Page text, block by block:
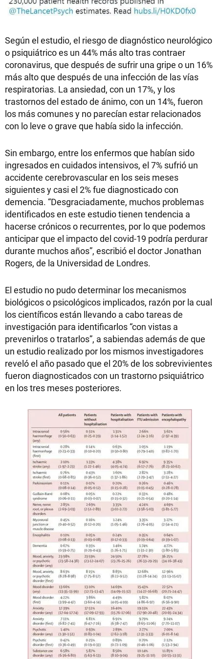
Según el estudio, el riesgo de diagnóstico neurológico
o psiquiátrico es un 44% más alto tras contraer
coronavirus, que después de sufrir una gripe o un 16%
más alto que después de una infección de las vías
respiratorias. La ansiedad, con un 17%, y los
trastornos del estado de ánimo, con un 14%, fueron
los más comunes y no parecían estar relacionados
con lo leve o grave que había sido la infección.
Sin embargo, entre los enfermos que habían sido
ingresados en cuidados intensivos, el 7% sufrió un
accidente cerebrovascular en los seis meses
siguientes y casi el 2% fue diagnosticado con
demencia. “Desgraciadamente, muchos problemas
identificados en este estudio tienen tendencia a
hacerse crónicos o recurrentes, por lo que podemos
anticipar que el impacto del covid-19 podría perdurar
durante muchos años”, escribió el doctor Jonathan
Rogers, de la Universidad de Londres.
El estudio no pudo determinar los mecanismos
biológicos o psicológicos implicados, razón por la cual
los científicos están llevando a cabo tareas de
investigación para identificarlos “con vistas a
prevenirlos o tratarlos”, a sabiendas además de que
un estudio realizado por los mismos investigadores
reveló el año pasado que el 20% de los sobrevivientes
fueron diagnosticados con un trastorno psiquiátrico
en los tres meses posteriores.